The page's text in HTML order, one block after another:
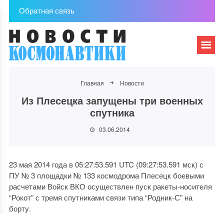
Обратная связь
Главная Новости
Из Плесецка запущены три военных
спутника
03.06.2014
23 мая 2014 года в 05:27:53.591 UTC (09:27:53.591 мск) с
ПУ № 3 площадки № 133 космодрома Плесецк боевыми
расчетами Войск ВКО осуществлен пуск ракеты-носителя
“Рокот” с тремя спутниками связи типа “Родник-С” на
борту.